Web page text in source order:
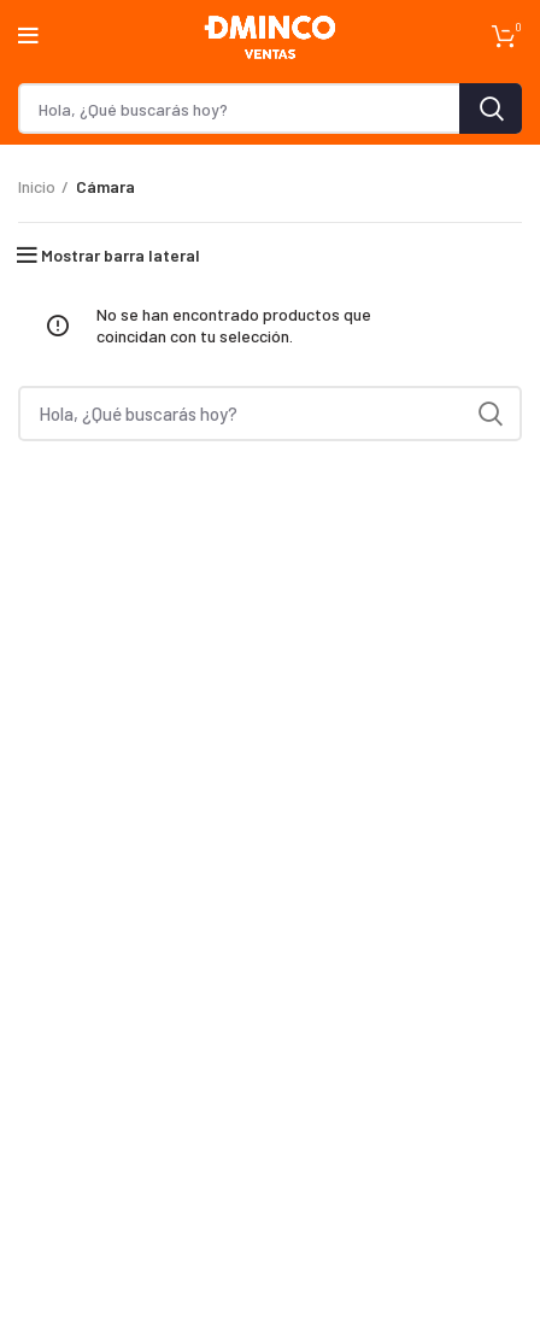
0
Inicio Cámara
Mostrar barra lateral
No se han encontrado productos que
coincidan con tu selección.